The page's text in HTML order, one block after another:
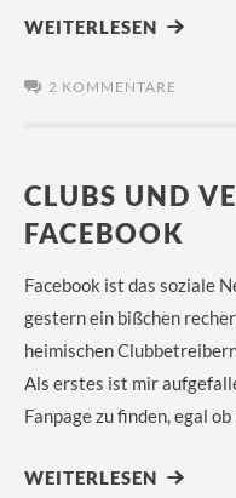
WEITERLESEN
2 KOMMENTARE
CLUBS UND
FACEBOOK
Facebook ist das soziale
gestern ein bißchen
heimischen
Als erstes ist mir
Fanpage zu finden, egal
WEITERLESEN